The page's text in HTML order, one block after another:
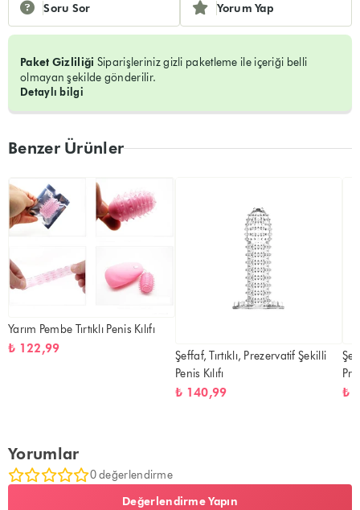
Soru Sor Yorum Yap
Paket Gizliliği Siparişleriniz gizli paketleme ile içeriği belli
olmayan şekilde gönderilir.
Detaylı bilgi
Benzer Ürünler
Yarım Pembe Tırtıklı Penis Kılıfı
₺ 122,99
Şeffaf, Tırtıklı, Prezervatif Şekilli
Penis Kılıfı
₺ 140,99 ₺
Yorumlar
0 değerlendirme
Değerlendirme Yapın